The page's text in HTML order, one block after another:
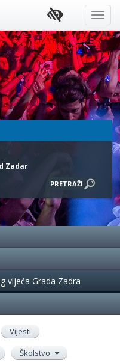
Zadar
vijeća Grada Zadra
Vijesti
Školstvo